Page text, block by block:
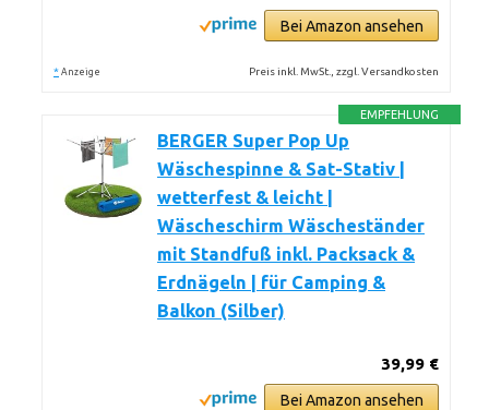
Bei Amazon ansehen
* Anzeige Preis inkl. MwSt., zzgl. Versandkosten
EMPFEHLUNG
BERGER Super Pop Up
Wäschespinne & Sat-Stativ |
wetterfest & leicht |
Wäscheschirm Wäscheständer
mit Standfuß inkl. Packsack &
Erdnägeln | für Camping &
Balkon (Silber)
39,99 €
Bei Amazon ansehen